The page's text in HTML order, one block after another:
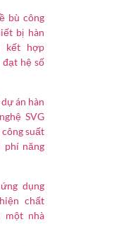
bù công
bị hàn
kết hợp
đạt hệ số
án hàn
SVG
suất
phí năng
dụng
chất
một nhà